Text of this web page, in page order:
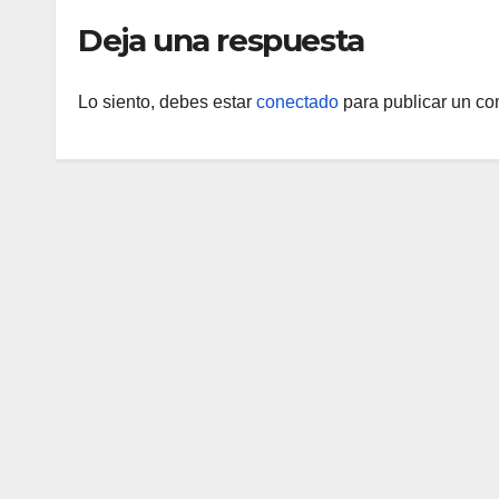
Deja una respuesta
Lo siento, debes estar conectado para publicar un